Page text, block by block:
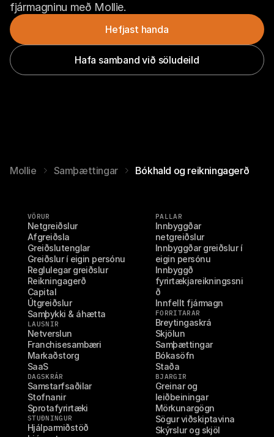
fjármagninu með Mollie.
Hefjast handa
Hafa samband við söludeild
Mollie Samþættingar Bókhald og reikningagerð
VÖRUR
Netgreiðslur
Afgreiðsla
Greiðslutenglar
Greiðslur í eigin persónu
Reglulegar greiðslur
Reikningagerð
Capital
Útgreiðslur
Samþykki & áhætta
LAUSNIR
Netverslun
Franchisesambæri
Markaðstorg
SaaS
DAGSKRÁR
Samstarfsaðilar
Stofnanir
Sprotafyrirtæki
STUÐNINGUR
Hjálparmiðstöð
PALLAR
Innbyggðar
netgreiðslur
Innbyggðar greiðslur í
eigin persónu
Innbyggð
fyrirtækjareikningssni
ð
Innfellt fjármagn
FORRITARAR
Breytingaskrá
Skjölun
Samþættingar
Bókasöfn
Staða
BJARGIR
Greinar og
leiðbeiningar
Mörkunargögn
Sögur viðskiptavina
Skýrslur og skjöl